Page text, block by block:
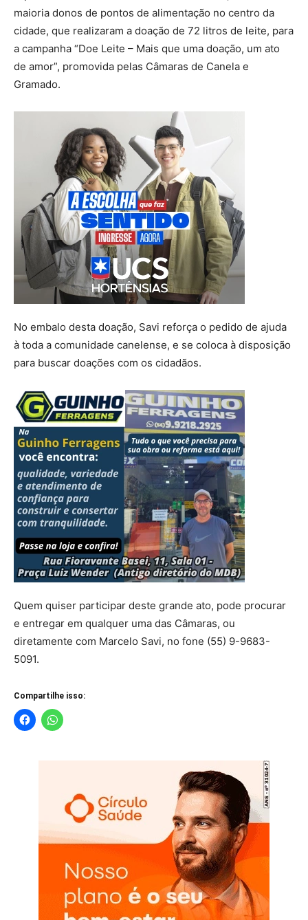
maioria donos de pontos de alimentação no centro da
cidade, que realizaram a doação de 72 litros de leite, para
a campanha “Doe Leite – Mais que uma doação, um ato
de amor”, promovida pelas Câmaras de Canela e
Gramado.
No embalo desta doação, Savi reforça o pedido de ajuda
à toda a comunidade canelense, e se coloca à disposição
para buscar doações com os cidadãos.
Quem quiser participar deste grande ato, pode procurar
e entregar em qualquer uma das Câmaras, ou
diretamente com Marcelo Savi, no fone (55) 9-9683-
5091.
Compartilhe isso: